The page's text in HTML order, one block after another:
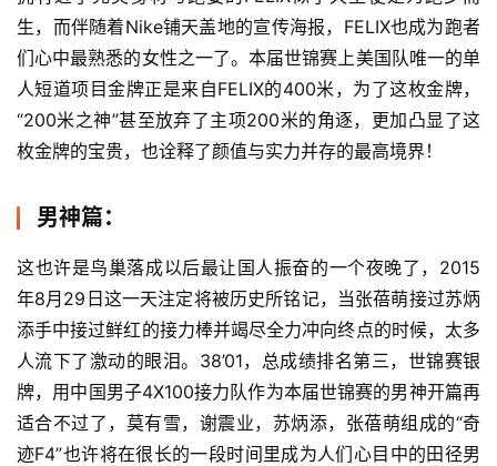
生，而伴随着Nike铺天盖地的宣传海报，FELIX也成为跑者
们心中最熟悉的女性之一了。本届世锦赛上美国队唯一的单
人短道项目金牌正是来自FELIX的400米，为了这枚金牌，
“200米之神”甚至放弃了主项200米的角逐，更加凸显了这
枚金牌的宝贵，也诠释了颜值与实力并存的最高境界！
男神篇：
这也许是鸟巢落成以后最让国人振奋的一个夜晚了，2015
年8月29日这一天注定将被历史所铭记，当张蓓萌接过苏炳
添手中接过鲜红的接力棒并竭尽全力冲向终点的时候，太多
人流下了激动的眼泪。38’01，总成绩排名第三，世锦赛银
牌，用中国男子4X100接力队作为本届世锦赛的男神开篇再
适合不过了，莫有雪，谢震业，苏炳添，张蓓萌组成的“奇
迹F4”也许将在很长的一段时间里成为人们心目中的田径男